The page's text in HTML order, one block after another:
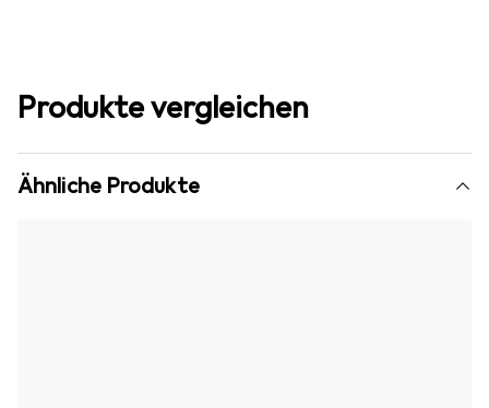
Produkte vergleichen
Ähnliche Produkte